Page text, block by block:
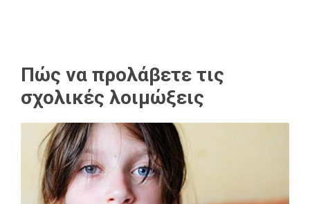
Πώς να προλάβετε τις
σχολικές λοιμώξεις